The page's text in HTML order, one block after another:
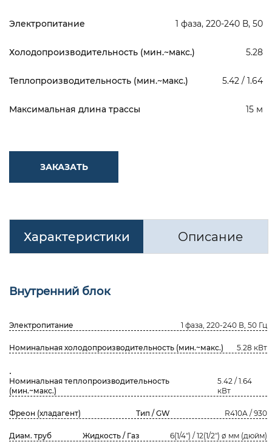
Электропитание 1 фаза, 220-240 В, 50
Холодопроизводительность (мин.~макс.) 5.28
Теплопроизводительность (мин.~макс.) 5.42 / 1.64
Максимальная длина трассы 15 м
ЗАКАЗАТЬ
Характеристики Описание
Внутренний блок
Электропитание 1 фаза, 220-240 В, 50 Гц
Номинальная холодопроизводительность (мин.~макс.) 5.28 кВт
.
Номинальная теплопроизводительность
(мин.~макс.)
5.42 / 1.64
кВт
Фреон (хладагент) Тип / GW R410A / 930
Диам. труб Жидкость / Газ 6(1/4") / 12(1/2") ø мм (дюйм)